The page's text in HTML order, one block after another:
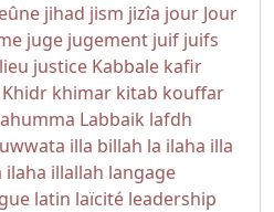
jihad jism jizîa jour Jour
juge jugement juif juifs
justice Kabbale kafir
Khidr khimar kitab kouffar
Labbaik lafdh
illa billah la ilaha illa
ilaha illallah langage
latin laïcité leadership